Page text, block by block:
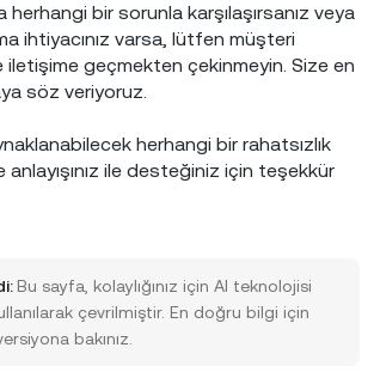
herhangi bir sorunla karşılaşırsanız veya
ihtiyacınız varsa, lütfen müşteri
geçmekten çekinmeyin. Size en
söz veriyoruz.
herhangi bir rahatsızlık
ile desteğiniz için teşekkür
Bu sayfa, kolaylığınız için AI teknolojisi
çevrilmiştir. En doğru bilgi için
bakınız.